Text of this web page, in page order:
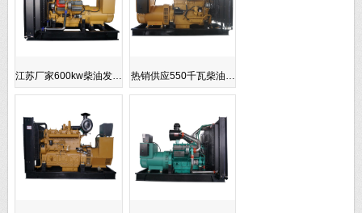
江苏厂家600kw柴油发… 热销供应550千瓦柴油…